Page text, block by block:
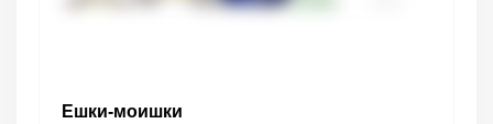
Ешки-моишки